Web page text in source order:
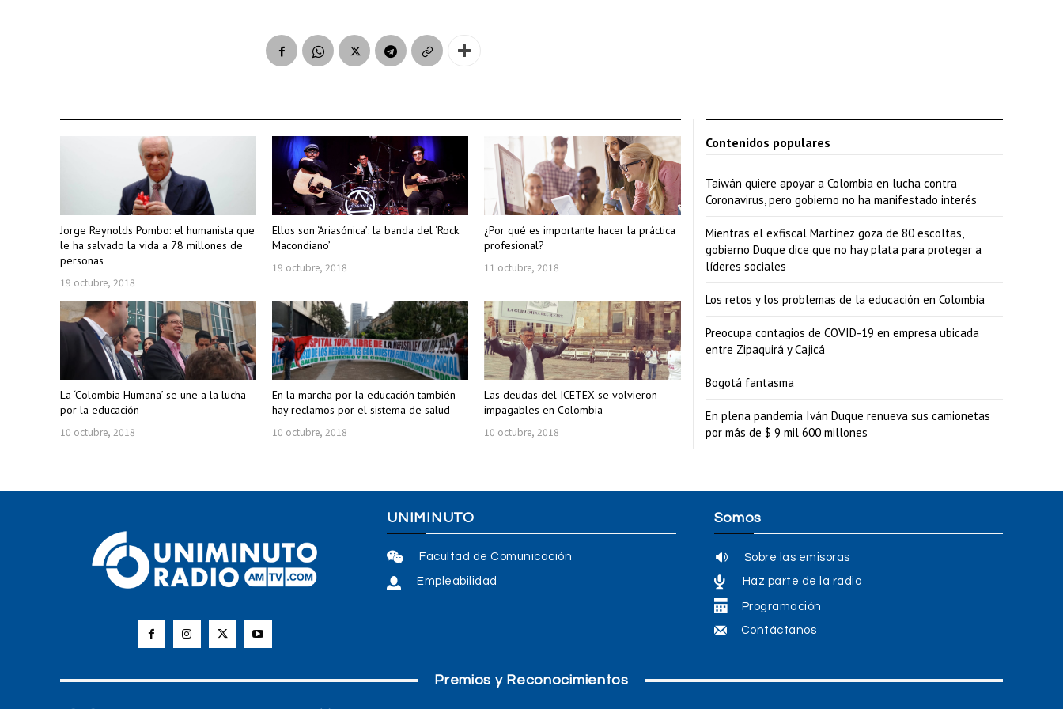
i
a
a
b
j
o
p
a
r
a
e
n
a
r
d
Jorge Reynolds Pombo: el humanista que
le ha salvado la vida a 78 millones de
personas
19 octubre, 2018
Ellos son ‘Ariasónica’: la banda del ‘Rock
Macondiano’
19 octubre, 2018
¿Por qué es importante hacer la práctica
profesional?
11 octubre, 2018
La ‘Colombia Humana’ se une a la lucha
por la educación
10 octubre, 2018
En la marcha por la educación también
hay reclamos por el sistema de salud
10 octubre, 2018
Las deudas del ICETEX se volvieron
impagables en Colombia
10 octubre, 2018
Contenidos populares
Taiwán quiere apoyar a Colombia en lucha contra
Coronavirus, pero gobierno no ha manifestado interés
Mientras el exfiscal Martínez goza de 80 escoltas,
gobierno Duque dice que no hay plata para proteger a
líderes sociales
Los retos y los problemas de la educación en Colombia
Preocupa contagios de COVID-19 en empresa ubicada
entre Zipaquirá y Cajicá
Bogotá fantasma
En plena pandemia Iván Duque renueva sus camionetas
por más de $ 9 mil 600 millones
UNIMINUTO
Facultad de Comunicación
Empleabilidad
Somos
Sobre las emisoras
Haz parte de la radio
Programación
Contáctanos
Premios y Reconocimientos